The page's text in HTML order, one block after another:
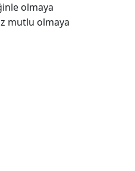
olmaya
mutlu olmaya